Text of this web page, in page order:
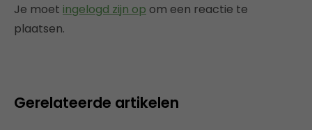
Je moet ingelogd zijn op om een reactie te
plaatsen.
Gerelateerde artikelen